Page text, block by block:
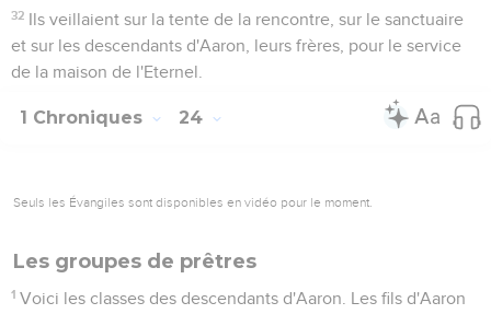
32 Ils veillaient sur la tente de la rencontre, sur le sanctuaire
et sur les descendants d'Aaron, leurs frères, pour le service
de la maison de l'Eternel.
1 Chroniques 24
Seuls les Évangiles sont disponibles en vidéo pour le moment.
Les groupes de prêtres
1 Voici les classes des descendants d'Aaron. Les fils d'Aaron